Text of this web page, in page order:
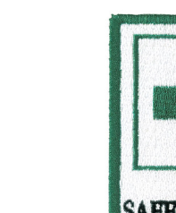
会社概要
採用情報
お知らせ
オンライ